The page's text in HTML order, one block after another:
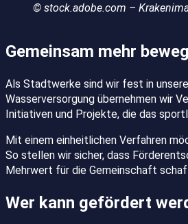
© stock.adobe.com –
Gemeinsam mehr
Als Stadtwerke sind wir fest in
Wasserversorgung übernehmen wir
Initiativen und Projekte, die das
Mit einem einheitlichen Verfahren
So stellen wir sicher, dass
Mehrwert für die Gemeinschaft
Wer kann gefördert